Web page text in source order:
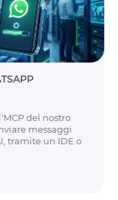
del nostro
messaggi
tramite un IDE o